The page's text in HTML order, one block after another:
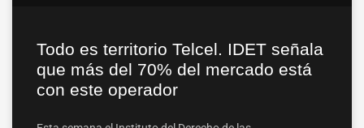
Todo es territorio Telcel. IDET señala
que más del 70% del mercado está
con este operador